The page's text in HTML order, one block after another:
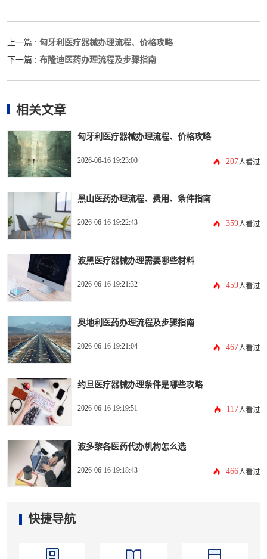
上一篇 : 匈牙利医疗器械办理流程、价格攻略
下一篇 : 布隆迪医药办理流程及步骤指南
相关文章
匈牙利医疗器械办理流程、价格攻略
2026-06-16 19:23:00 207人看过
黑山医药办理流程、费用、条件指南
2026-06-16 19:22:43 359人看过
波黑医疗器械办理需要哪些材料
2026-06-16 19:21:32 459人看过
奥地利医药办理流程及步骤指南
2026-06-16 19:21:04 467人看过
约旦医疗器械办理条件是哪些攻略
2026-06-16 19:19:51 117人看过
波多黎各医药代办机构怎么选
2026-06-16 19:18:43 466人看过
快捷导航